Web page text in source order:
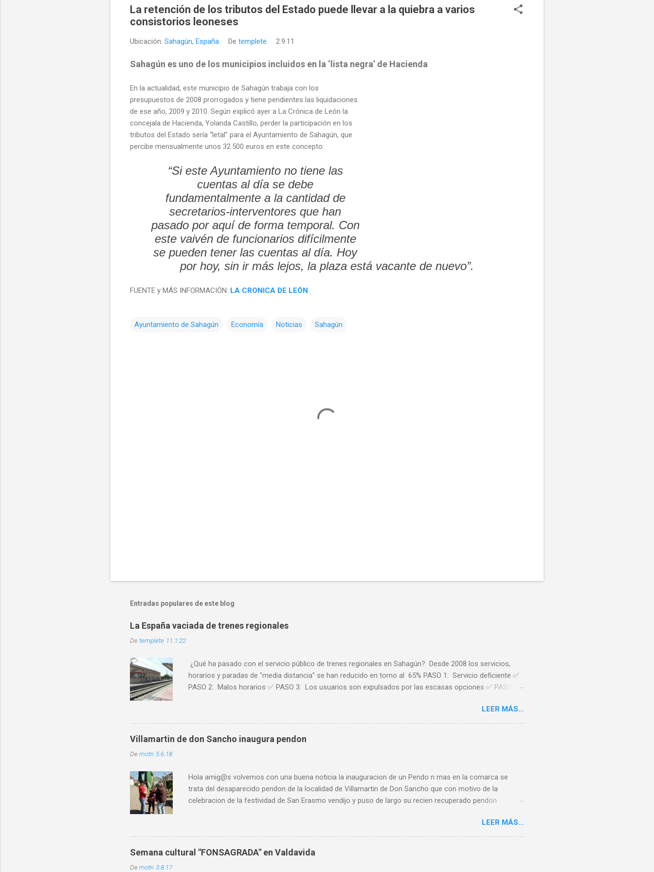
La retención de los tributos del Estado puede llevar a la quiebra a varios
consistorios leoneses
Ubicación: Sahagún, España De templete 2.9.11
Sahagún es uno de los municipios incluidos en la ‘lista negra’ de Hacienda
En la actualidad, este municipio de Sahagún trabaja con los
presupuestos de 2008 prorrogados y tiene pendientes las liquidaciones
de ese año, 2009 y 2010. Según explicó ayer a La Crónica de León la
concejala de Hacienda, Yolanda Castillo, perder la participación en los
tributos del Estado sería “letal” para el Ayuntamiento de Sahagún, que
percibe mensualmente unos 32.500 euros en este concepto.
“Si este Ayuntamiento no tiene las
cuentas al día se debe
fundamentalmente a la cantidad de
secretarios-interventores que han
pasado por aquí de forma temporal. Con
este vaivén de funcionarios difícilmente
se pueden tener las cuentas al día. Hoy
por hoy, sin ir más lejos, la plaza está vacante de nuevo”.
FUENTE y MÁS INFORMACIÓN: LA CRONICA DE LEÓN
Ayuntamiento de Sahagún Economía Noticias Sahagún
Entradas populares de este blog
La España vaciada de trenes regionales
Detemplete 11.1.22
¿Qué ha pasado con el servicio público de trenes regionales en Sahagún? Desde 2008 los servicios,
horarios y paradas de "media distancia" se han reducido en torno al 65% PASO 1: Servicio deficiente ✅
PASO 2: Malos horarios ✅ PASO 3: Los usuarios son expulsados por las escasas opciones ✅ PASO 4:
sufriendo en la última década, se le une ahora l a nueva estrategia de movilidad que señala un “coste
desproporcionado” de las líneas ferroviarias y dice que el transporte "no garantiza mantener población".
Y no hay mejor forma que comprobar este proceso paulatino que sufren las líneas de media distancia
que comparar los horarios oficiales de trenes regionales con parada en Sahagún de verano de 2008 con
LEER MÁS...
Villamartin de don Sancho inaugura pendon
Demotri 5.6.18
Hola amig@s volvemos con una buena noticia la inauguracion de un Pendo n mas en la comarca se
trata del desaparecido pendon de la localidad de Villamartin de Don Sancho que con motivo de la
celebracion de la festividad de San Erasmo vendijo y puso de largo su recien recuperado pendon
brindandole toda mi ayuda para que una vez mas pueda ser realidad. @templeteORG Twittear Seguir a
@templeteORG
LEER MÁS...
Semana cultural "FONSAGRADA" en Valdavida
Demotri 3.8.17